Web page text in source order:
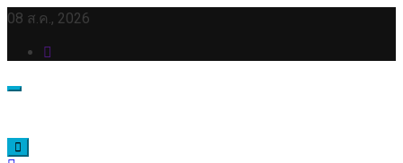
Skip
content
08 ส.ค., 2026